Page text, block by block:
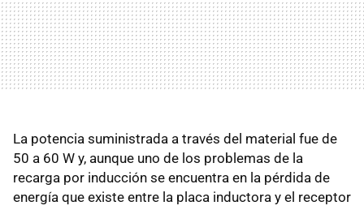
La potencia suministrada a través del material fue de
50 a 60 W y, aunque uno de los problemas de la
recarga por inducción se encuentra en la pérdida de
energía que existe entre la placa inductora y el receptor